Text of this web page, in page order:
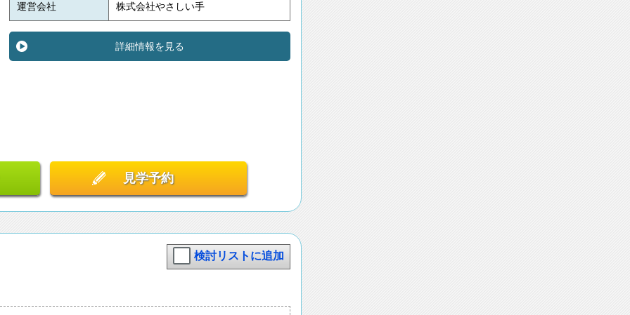
運営会社 株式会社やさしい手
詳細情報を見る
見学予約
検討リストに追加